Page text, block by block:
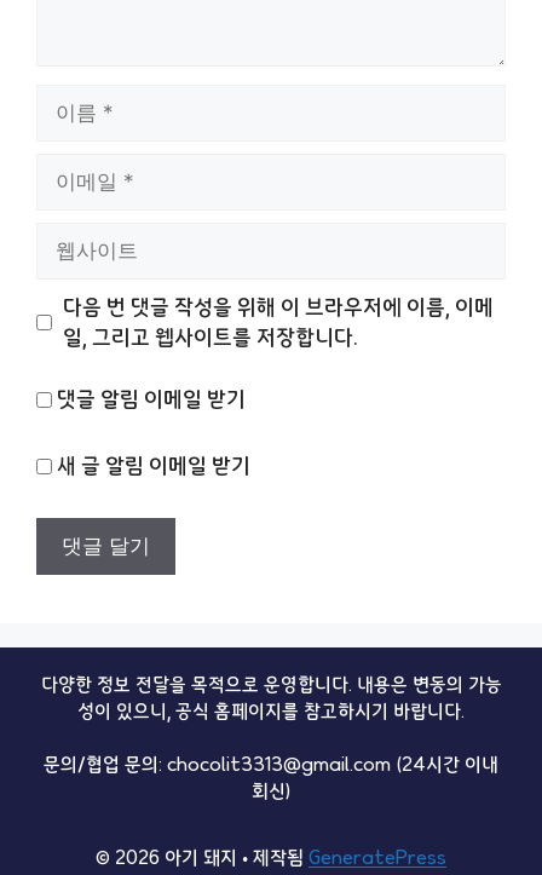
트
다음 번 댓글 작성을 위해 이 브라우저에 이름, 이메
일, 그리고 웹사이트를 저장합니다.
댓글 알림 이메일 받기
새 글 알림 이메일 받기
다양한 정보 전달을 목적으로 운영합니다. 내용은 변동의 가능
성이 있으니, 공식 홈페이지를 참고하시기 바랍니다.
문의/협업 문의: chocolit3313@gmail.com (24시간 이내
회신)
© 2026 아기 돼지 • 제작됨 GeneratePress